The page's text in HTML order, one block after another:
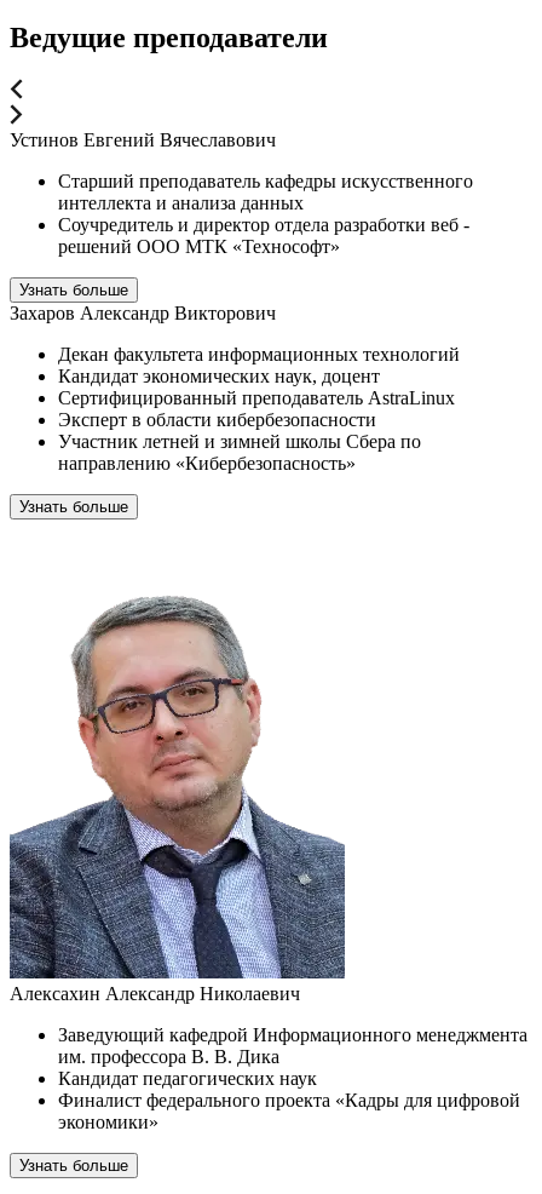
Ведущие преподаватели
Устинов Евгений Вячеславович
Старший преподаватель кафедры искусственного
интеллекта и анализа данных
Соучредитель и директор отдела разработки веб -
решений ООО МТК «Технософт»
Узнать больше
Захаров Александр Викторович
Декан факультета информационных технологий
Кандидат экономических наук, доцент
Сертифицированный преподаватель AstraLinux
Эксперт в области кибербезопасности
Участник летней и зимней школы Сбера по
направлению «Кибербезопасность»
Узнать больше
Алексахин Александр Николаевич
Заведующий кафедрой Информационного менеджмента
им. профессора В. В. Дика
Кандидат педагогических наук
Финалист федерального проекта «Кадры для цифровой
экономики»
Узнать больше